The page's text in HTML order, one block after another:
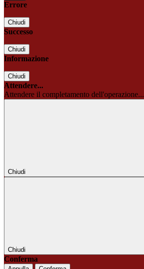
Errore
Chiudi
Successo
Chiudi
Informazione
Chiudi
Attendere...
Attendere il completamento dell'operazione...
Chiudi
Chiudi
Conferma